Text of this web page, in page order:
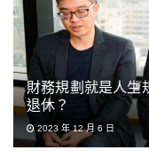
財務規劃就是人生
退休？
2023 年 12 月 6 日